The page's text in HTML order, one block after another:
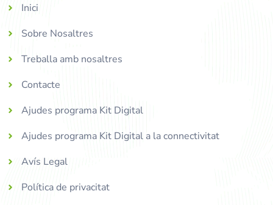
Inici
Sobre Nosaltres
Treballa amb nosaltres
Contacte
Ajudes programa Kit Digital
Ajudes programa Kit Digital a la connectivitat
Avís Legal
Política de privacitat